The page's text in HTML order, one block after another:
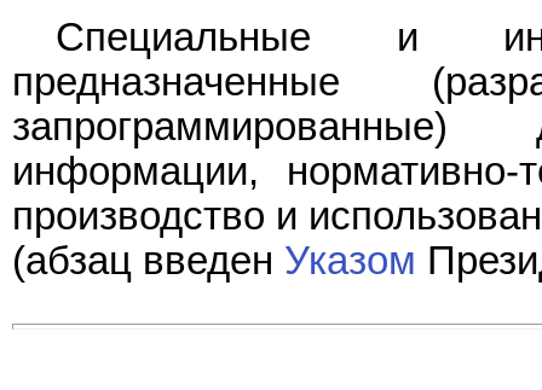
Специальные и
предназначенные
информации, нормативно-
производство и
(абзац введен Указом